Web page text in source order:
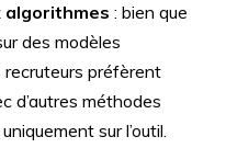
algorithmes : bien que
des modèles
recruteurs préfèrent
d’autres méthodes
sur l’outil.